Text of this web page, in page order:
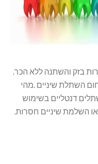
בזק והשתנה ללא הכר.
השתלת שיניים .מהי
דנטליים בשימוש
השלמת שיניים חסרות.